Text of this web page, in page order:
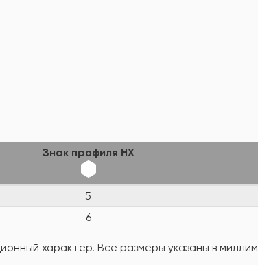
Знак профиля HX
5
6
характер. Все размеры указаны в